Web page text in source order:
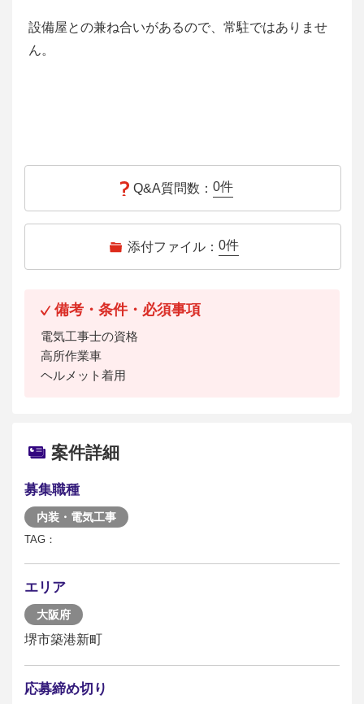
設備屋との兼ね合いがあるので、常駐ではありませ
ん。
Q&A質問数： 0件
添付ファイル： 0件
備考・条件・必須事項
電気工事士の資格
高所作業車
ヘルメット着用
案件詳細
募集職種
内装・電気工事
TAG：
エリア
大阪府
堺市築港新町
応募締め切り